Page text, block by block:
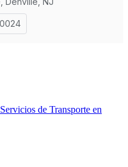
Servicios de Transporte en